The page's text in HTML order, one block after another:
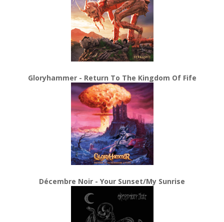
Gloryhammer - Return To The Kingdom Of Fife
Décembre Noir - Your Sunset/My Sunrise